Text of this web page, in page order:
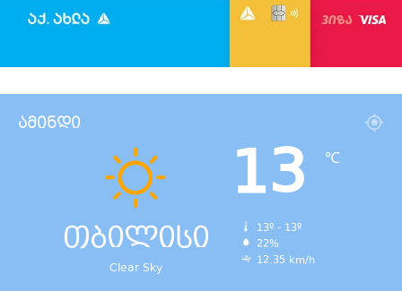
ამინდი
თბილისი
Clear Sky
13 ℃
13º - 13º
22%
12.35 km/h